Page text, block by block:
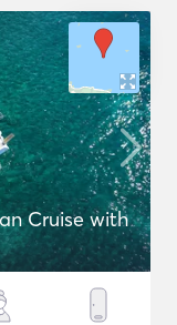
Cruise with